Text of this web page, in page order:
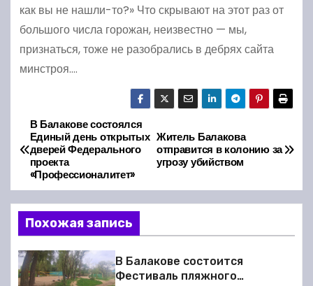
как вы не нашли-то?» Что скрывают на этот раз от
большого числа горожан, неизвестно — мы,
признаться, тоже не разобрались в дебрях сайта
минстроя….
Н
а
в
и
г
а
Житель Балакова
отправится в колонию за
угрозу убийством
В Балакове состоялся
Единый день открытых
дверей Федерального
проекта
«Профессионалитет»
Похожая запись
В Балакове состоится
Фестиваль пляжного